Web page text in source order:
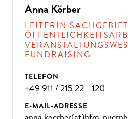
Anna Körber
LEITERIN
FUNDRAISING
TELEFON
+49 911 / 215 22 - 120
E-MAIL-ADRESSE